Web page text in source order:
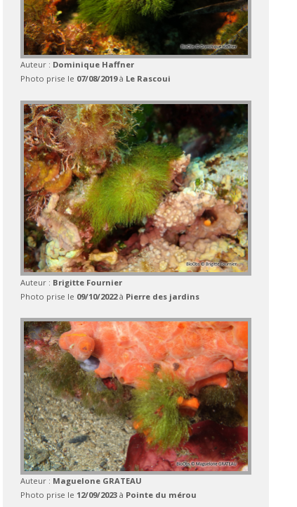
Auteur : Dominique Haffner
Photo prise le 07/08/2019à Le Rascoui
Auteur : Brigitte Fournier
Photo prise le 09/10/2022à Pierre des jardins
Auteur : Maguelone GRATEAU
Photo prise le 12/09/2023à Pointe du mérou